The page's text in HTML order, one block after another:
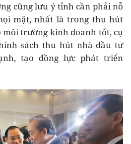
cũng lưu ý tỉnh cần phải nỗ
mặt, nhất là trong thu hút
môi trường kinh doanh tốt, cụ
sách thu hút nhà đầu tư
tạo đồng lực phát triển